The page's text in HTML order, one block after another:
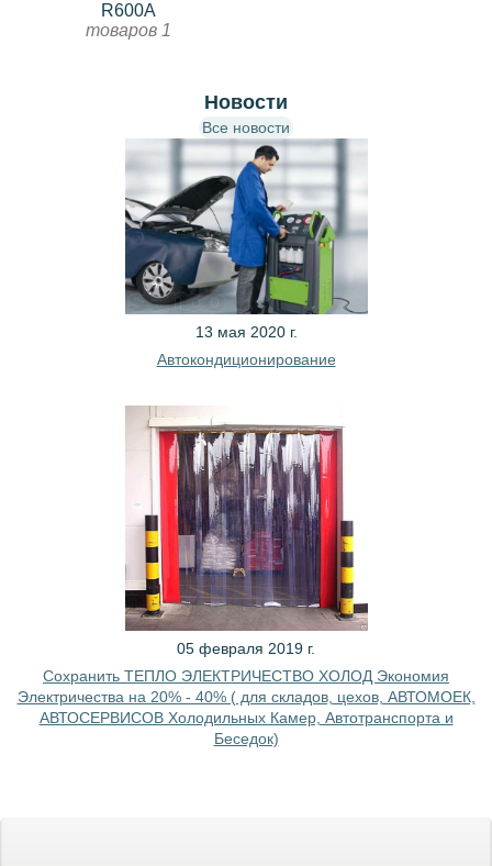
R600A
товаров 1
Новости
Все новости
13 мая 2020 г.
Автокондиционирование
05 февраля 2019 г.
Сохранить ТЕПЛО ЭЛЕКТРИЧЕСТВО ХОЛОД Экономия
Электричества на 20% - 40% ( для складов, цехов, АВТОМОЕК,
АВТОСЕРВИСОВ Холодильных Камер, Автотранспорта и
Беседок)